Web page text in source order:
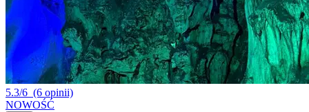
5.3/6 (6 opinii)
NOWOŚĆ